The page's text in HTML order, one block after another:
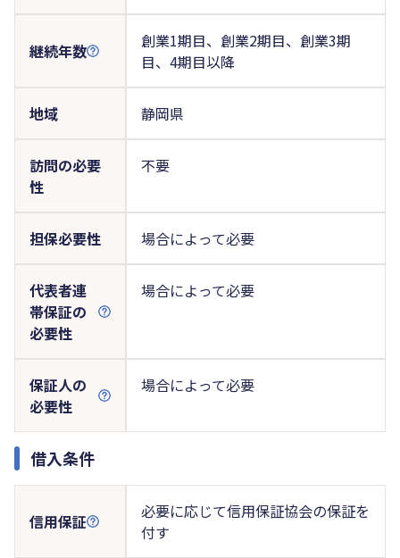
継続年数
創業1期目、創業2期目、創業3期
目、4期目以降
地域 静岡県
訪問の必要
性
不要
担保必要性 場合によって必要
代表者連
帯保証の
必要性
場合によって必要
保証人の
必要性
場合によって必要
借入条件
信用保証
必要に応じて信用保証協会の保証を
付す